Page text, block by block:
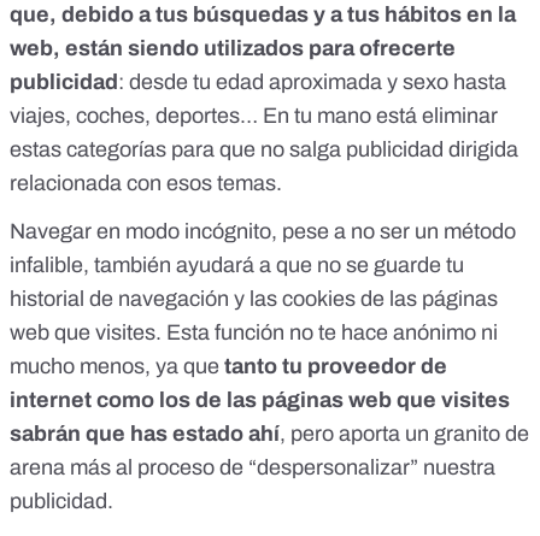
que, debido a tus búsquedas y a tus hábitos en la
web, están siendo utilizados para ofrecerte
publicidad : desde tu edad aproximada y sexo hasta
viajes, coches, deportes… En tu mano está eliminar
estas categorías para que no salga publicidad dirigida
relacionada con esos temas.
Navegar en modo incógnito, pese a no ser un método
infalible, también ayudará a que no se guarde tu
historial de navegación y las cookies de las páginas
web que visites. Esta función no te hace anónimo ni
mucho menos, ya que tanto tu proveedor de
internet como los de las páginas web que visites
sabrán que has estado ahí, pero aporta un granito de
arena más al proceso de “despersonalizar” nuestra
publicidad.